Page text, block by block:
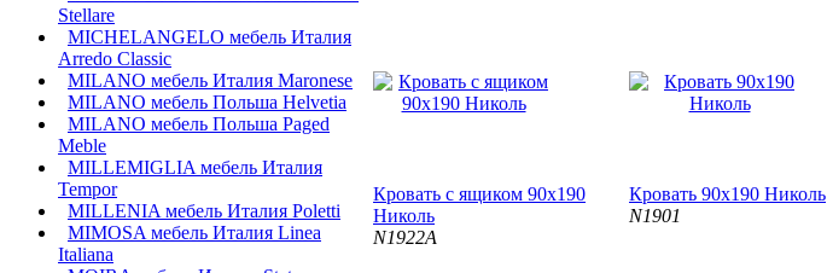
Stellare
MICHELANGELO мебель Италия
Arredo Classic
MILANO мебель Италия Maronese
MILANO мебель Польша Helvetia
MILANO мебель Польша Paged
Meble
MILLEMIGLIA мебель Италия
Tempor
MILLENIA мебель Италия Poletti
MIMOSA мебель Италия Linea
Italiana
Кровать с ящиком 90х190
Николь
N1922A
Кровать 90х190 Николь
N1901